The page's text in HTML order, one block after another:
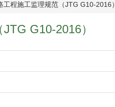
工程施工监理规范（JTG G10-2016）
G10-2016）